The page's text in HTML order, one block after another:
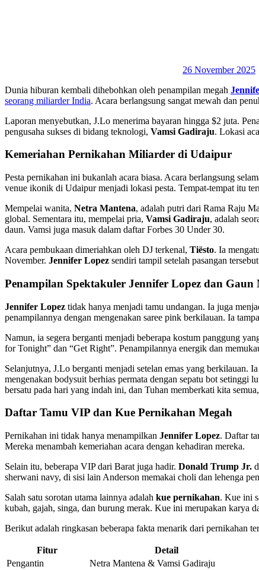
26 November 2025
Dunia hiburan kembali dihebohkan oleh penampilan megah
seorang miliarder India. Acara berlangsung sangat mewah dan
Laporan menyebutkan, J.Lo menerima bayaran hingga $2 juta.
pengusaha sukses di bidang teknologi, Vamsi Gadiraju. Lokasi
Kemeriahan Pernikahan Miliarder di Udaipur
Pesta pernikahan ini bukanlah acara biasa. Acara berlangsung
venue ikonik di Udaipur menjadi lokasi pesta. Tempat-tempat itu
Mempelai wanita, Netra Mantena, adalah putri dari Rama Raju
global. Sementara itu, mempelai pria, Vamsi Gadiraju, adalah
daun. Vamsi juga masuk dalam daftar Forbes 30 Under 30.
Acara pembukaan dimeriahkan oleh DJ terkenal, Tiësto. Ia
November. Jennifer Lopez sendiri tampil setelah pasangan
Penampilan Spektakuler Jennifer Lopez dan Gaun
Jennifer Lopez tidak hanya menjadi tamu undangan. Ia juga
penampilannya dengan mengenakan saree pink berkilauan. Ia
Namun, ia segera berganti menjadi beberapa kostum panggung
for Tonight” dan “Get Right”. Penampilannya energik dan
Selanjutnya, J.Lo berganti menjadi setelan emas yang berkilauan.
mengenakan bodysuit berhias permata dengan sepatu bot
bersatu pada hari yang indah ini, dan Tuhan memberkati kita
Daftar Tamu VIP dan Kue Pernikahan Megah
Pernikahan ini tidak hanya menampilkan Jennifer Lopez. Daftar
Mereka menambah kemeriahan acara dengan kehadiran mereka.
Selain itu, beberapa VIP dari Barat juga hadir. Donald Trump Jr.
sherwani navy, di sisi lain Anderson memakai choli dan lehenga
Salah satu sorotan utama lainnya adalah kue pernikahan. Kue ini
kubah, gajah, singa, dan burung merak. Kue ini merupakan karya
Berikut adalah ringkasan beberapa fakta menarik dari pernikahan
Fitur
Detail
Pengantin
Netra Mantena & Vamsi Gadiraju